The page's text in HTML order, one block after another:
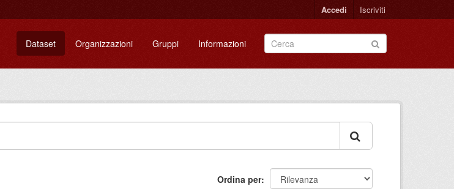
Accedi Iscriviti
Dataset Organizzazioni Gruppi Informazioni
Ordina per